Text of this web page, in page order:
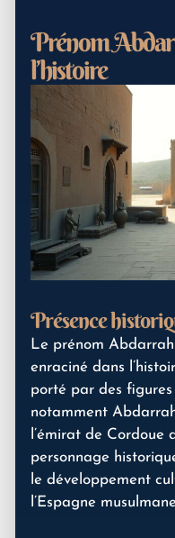
Prénom
l’histoire
Présence
Le prénom
enraciné dans
porté par des
notamment
l’émirat de Cordoue
personnage
le développement
l’Espagne